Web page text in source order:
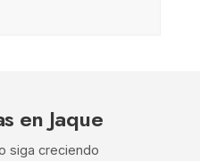
en Jaque
siga creciendo